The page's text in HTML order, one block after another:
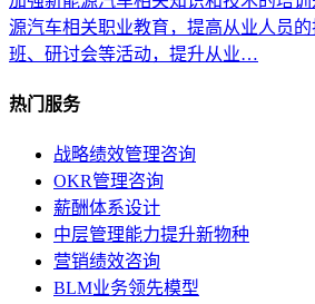
源汽车相关职业教育，提高从业人员
班、研讨会等活动，提升从业…
热门服务
战略绩效管理咨询
OKR管理咨询
薪酬体系设计
中层管理能力提升新物种
营销绩效咨询
BLM业务领先模型